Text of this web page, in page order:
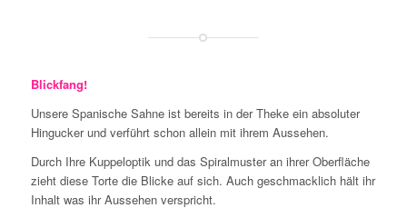
Blickfang!
Unsere Spanische Sahne ist bereits in der Theke ein absoluter
Hingucker und verführt schon allein mit ihrem Aussehen.
Durch Ihre Kuppeloptik und das Spiralmuster an ihrer Oberfläche
zieht diese Torte die Blicke auf sich. Auch geschmacklich hält ihr
Inhalt was ihr Aussehen verspricht.